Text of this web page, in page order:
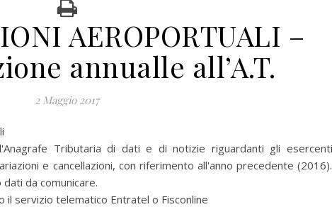
AEROPORTUALI –
annualle all’A.T.
2 Maggio 2017
Tributaria di dati e di notizie riguardanti gli
e cancellazioni, con riferimento all'anno precedente
da comunicare.
il servizio telematico Entratel o Fisconline